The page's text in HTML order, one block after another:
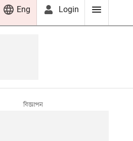
Eng Login